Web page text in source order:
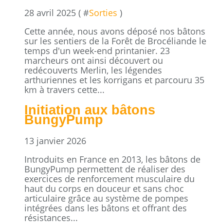
28 avril 2025 ( #Sorties )
Cette année, nous avons déposé nos bâtons
sur les sentiers de la Forêt de Brocéliande le
temps d'un week-end printanier. 23
marcheurs ont ainsi découvert ou
redécouverts Merlin, les légendes
arthuriennes et les korrigans et parcouru 35
km à travers cette...
Initiation aux bâtons
BungyPump
13 janvier 2026
Introduits en France en 2013, les bâtons de
BungyPump permettent de réaliser des
exercices de renforcement musculaire du
haut du corps en douceur et sans choc
articulaire grâce au système de pompes
intégrées dans les bâtons et offrant des
résistances...